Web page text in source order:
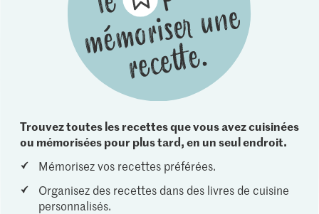
Trouvez toutes les recettes que vous avez cuisinées
ou mémorisées pour plus tard, en un seul endroit.
Mémorisez vos recettes préférées.
Organisez des recettes dans des livres de cuisine
personnalisés.